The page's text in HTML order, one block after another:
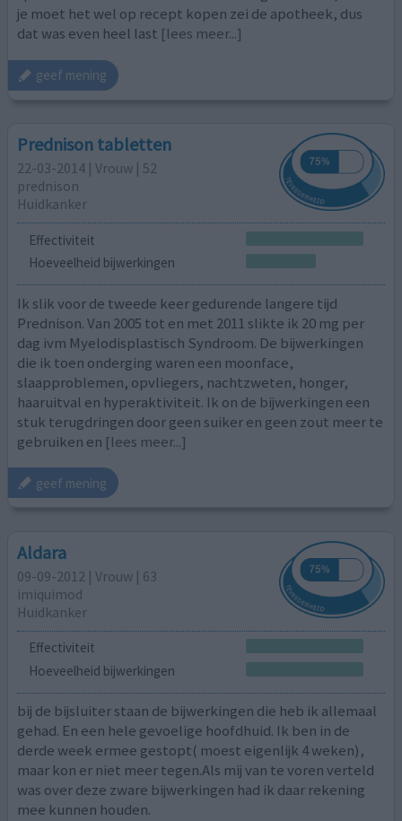
je moet het wel op recept kopen zei de apotheek, dus
dat was even heel last [lees meer...]
geef mening
Prednison tabletten
22-03-2014 | Vrouw | 52
prednison
Huidkanker
Effectiviteit
Hoeveelheid bijwerkingen
Ik slik voor de tweede keer gedurende langere tijd
Prednison. Van 2005 tot en met 2011 slikte ik 20 mg per
dag ivm Myelodisplastisch Syndroom. De bijwerkingen
die ik toen onderging waren een moonface,
slaapproblemen, opvliegers, nachtzweten, honger,
haaruitval en hyperaktiviteit. Ik on de bijwerkingen een
stuk terugdringen door geen suiker en geen zout meer te
gebruiken en [lees meer...]
geef mening
Aldara
09-09-2012 | Vrouw | 63
imiquimod
Huidkanker
Effectiviteit
Hoeveelheid bijwerkingen
bij de bijsluiter staan de bijwerkingen die heb ik allemaal
gehad. En een hele gevoelige hoofdhuid. Ik ben in de
derde week ermee gestopt( moest eigenlijk 4 weken),
maar kon er niet meer tegen.Als mij van te voren verteld
was over deze zware bijwerkingen had ik daar rekening
mee kunnen houden.